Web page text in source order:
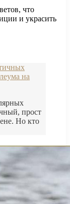
что
и украсить
на
прост
Но кто